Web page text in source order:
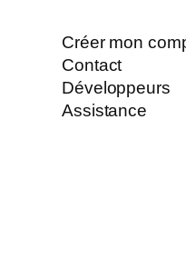
Créer mon
Contact
Développeurs
Assistance